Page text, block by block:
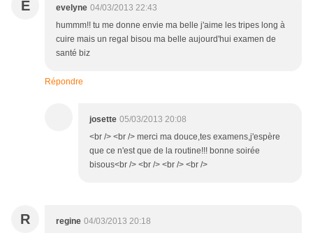
E evelyne 04/03/2013 22:43
hummm!! tu me donne envie ma belle j'aime les tripes long à
cuire mais un regal bisou ma belle aujourd'hui examen de
santé biz
Répondre
josette 05/03/2013 20:08
<br /> <br /> merci ma douce,tes examens,j'espère
que ce n'est que de la routine!!! bonne soirée
bisous<br /> <br /> <br /> <br />
R regine 04/03/2013 20:18